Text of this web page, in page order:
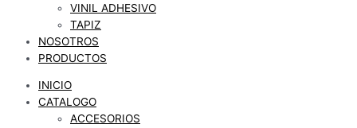
VINIL ADHESIVO
TAPIZ
NOSOTROS
PRODUCTOS
INICIO
CATALOGO
ACCESORIOS